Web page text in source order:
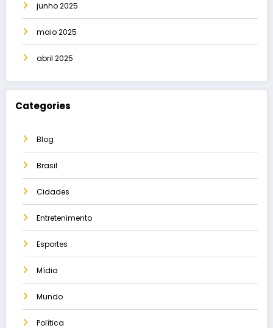
junho 2025
maio 2025
abril 2025
Categories
Blog
Brasil
Cidades
Entretenimento
Esportes
Mídia
Mundo
Política